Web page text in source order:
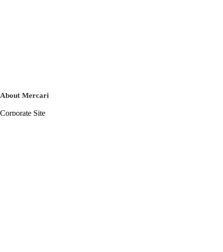
About Mercari
Corporate Site